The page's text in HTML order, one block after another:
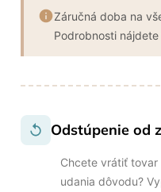
Záručná doba na
Podrobnosti nájdete
Odstúpenie od
Chcete vrátiť
udania dôvodu?